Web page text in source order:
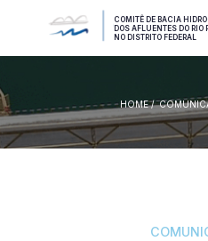
COMITÊ DE BACIA
DOS AFLUENTES DO RIO
NO DISTRITO FEDERAL
HOME /